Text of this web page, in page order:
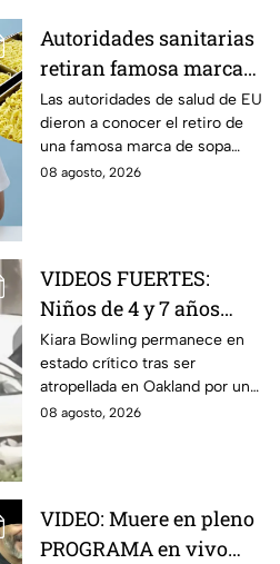
Autoridades sanitarias
retiran famosa marca
de sopa INSTANTÁNEA
por peligroso
ingrediente
Las autoridades de salud de EU
dieron a conocer el retiro de
una famosa marca de sopa
instantánea japonesa por
08 agosto, 2026
VIDEOS FUERTES:
Niños de 4 y 7 años
toman un auto a
escondidas y
atropellan a una joven
en California
Kiara Bowling permanece en
estado crítico tras ser
atropellada en Oakland por un
automóvil que, de acuerdo con
08 agosto, 2026
VIDEO: Muere en pleno
PROGRAMA en vivo